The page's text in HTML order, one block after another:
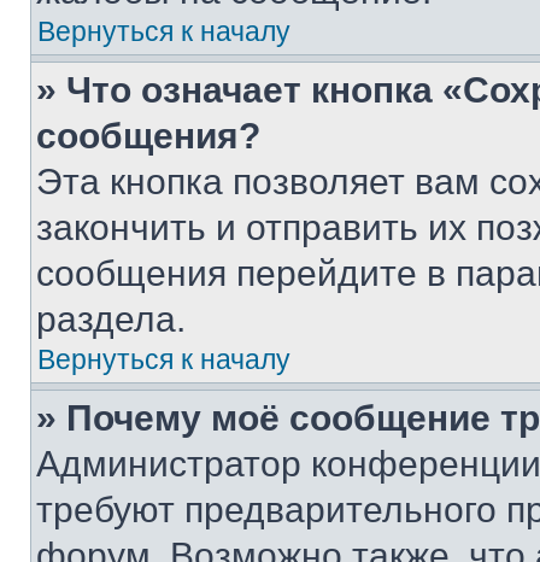
Вернуться к началу
» Что означает кнопка
сообщения?
Эта кнопка позволяет вам
закончить и отправить их
сообщения перейдите в
раздела.
Вернуться к началу
» Почему моё сообщение
Администратор
требуют предварительного